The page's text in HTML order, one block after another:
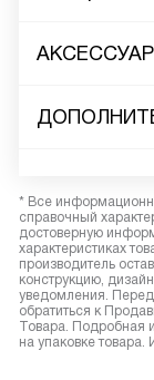
* Все
справочный
достоверную
характеристиках
производитель
конструкцию,
уведомления.
обратиться к
Товара. Подробная
на упаковке